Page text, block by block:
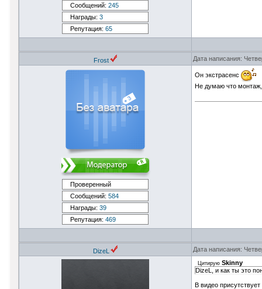
Сообщений: 245
Награды: 3
Репутация: 65
Frоst Дата написания:
Проверенный
Сообщений: 584
Награды: 39
Репутация: 469
Он экстрасенс
Не думаю что монтаж,
DizeL Дата написания:
Цитирую Skinny
DizeL, и как ты это
В видео присутствует